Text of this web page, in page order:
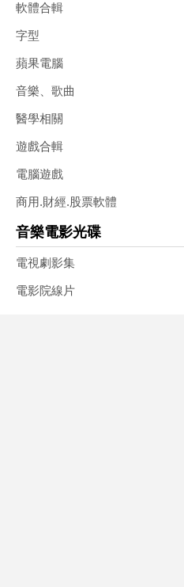
軟體合輯
字型
蘋果電腦
音樂、歌曲
醫學相關
遊戲合輯
電腦遊戲
商用.財經.股票軟體
音樂電影光碟
電視劇影集
電影院線片